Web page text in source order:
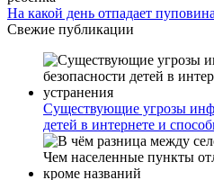
На какой день отпадает
Свежие публикации
Существующие угрозы
детей в интернете и